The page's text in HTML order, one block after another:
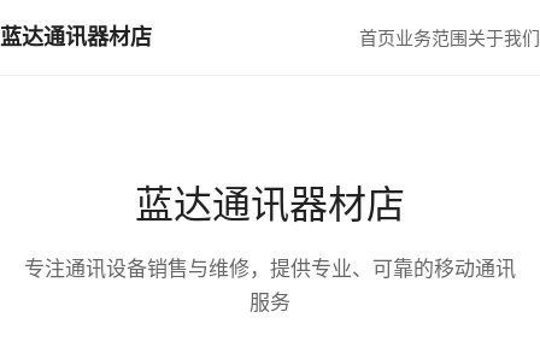
蓝达通讯器材店 首页业务范围关于我们
蓝达通讯器材店
专注通讯设备销售与维修，提供专业、可靠的移动通讯
服务